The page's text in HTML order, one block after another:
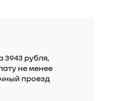
3943 рубля,
не менее
проезд